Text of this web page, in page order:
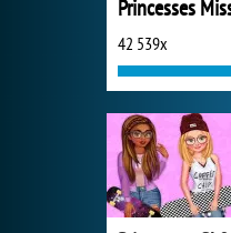
42 539x